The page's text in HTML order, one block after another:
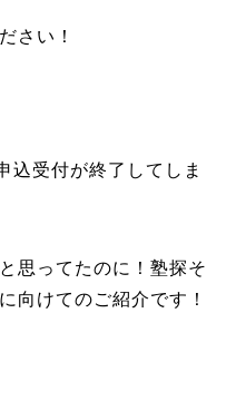
さい！
込受付が終了してしま
思ってたのに！塾探そ
向けてのご紹介です！